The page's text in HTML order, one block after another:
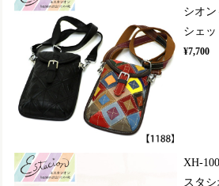
シオ
シェッ
¥7,700
XH-
スタ